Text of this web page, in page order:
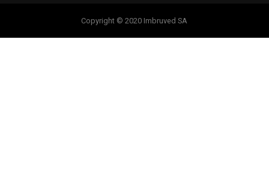
Copyright © 2020 Imbruved SA